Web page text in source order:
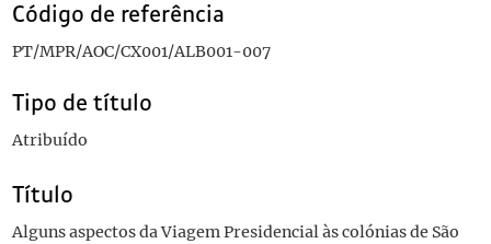
Código de referência
PT/MPR/AOC/CX001/ALB001-007
Tipo de título
Atribuído
Título
Alguns aspectos da Viagem Presidencial às colónias de São